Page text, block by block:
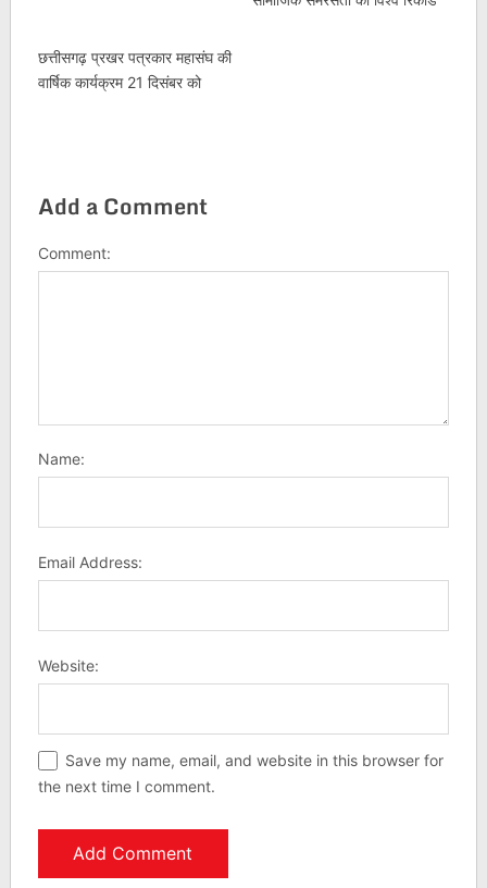
छत्तीसगढ़ प्रखर पत्रकार महासंघ की
वार्षिक कार्यक्रम 21 दिसंबर को
Add a Comment
Comment:
Name:
Email Address:
Website:
Save my name, email, and website in this browser for
the next time I comment.